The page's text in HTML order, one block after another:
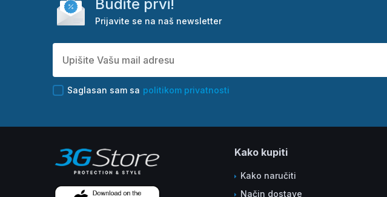
Budite prvi!
Prijavite se na naš newsletter
Saglasan sam sa politikom privatnosti
Kako kupiti
Kako naručiti
Način dostave